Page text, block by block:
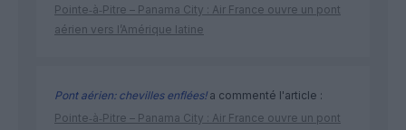
Pointe‑à‑Pitre – Panama City : Air France ouvre un pont
aérien vers l’Amérique latine
Pont aérien: chevilles enflées!a commenté l'article :
Pointe‑à‑Pitre – Panama City : Air France ouvre un pont